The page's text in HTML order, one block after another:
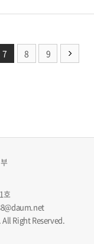
7 8 9
호
All Right Reserved.